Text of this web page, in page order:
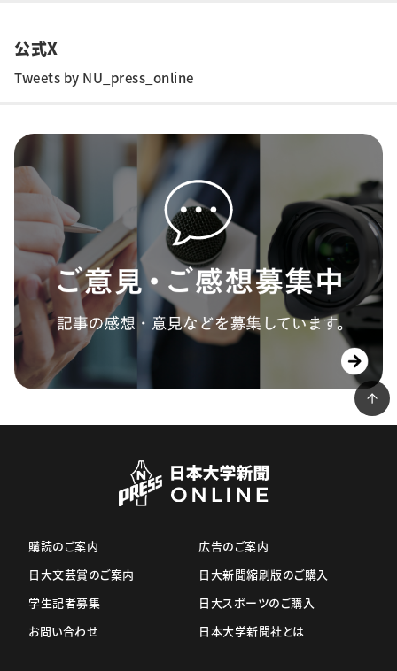
公式X
Tweets by NU_press_online
購読のご案内
日大文芸賞のご案内
学生記者募集
お問い合わせ
広告のご案内
日大新聞縮刷版のご購入
日大スポーツのご購入
日本大学新聞社とは